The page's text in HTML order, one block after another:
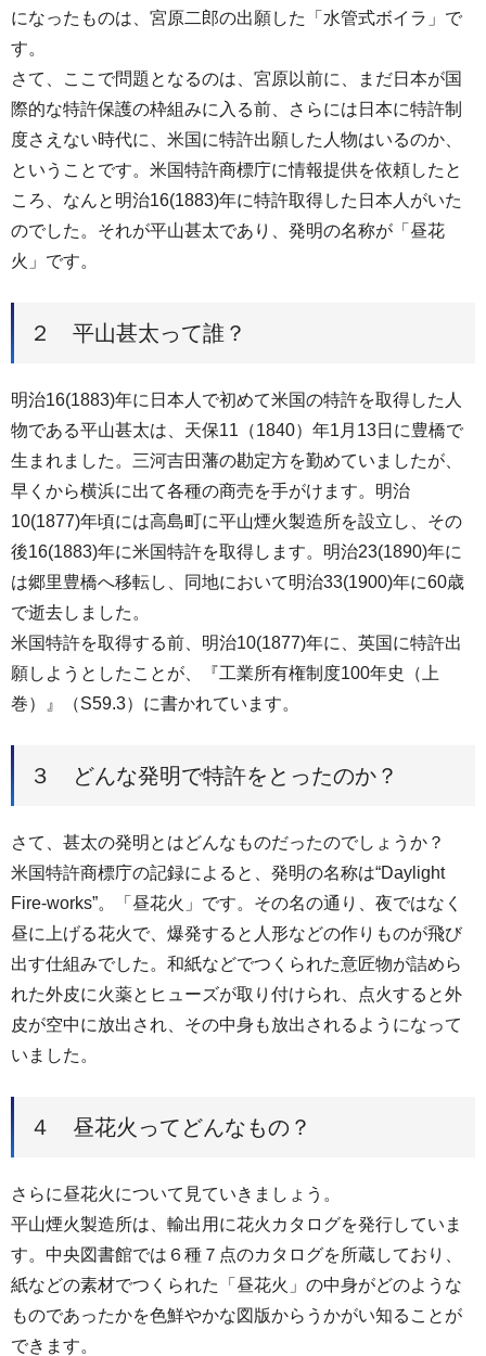
になったものは、宮原二郎の出願した「水管式ボイラ」で
す。
さて、ここで問題となるのは、宮原以前に、まだ日本が国
際的な特許保護の枠組みに入る前、さらには日本に特許制
度さえない時代に、米国に特許出願した人物はいるのか、
ということです。米国特許商標庁に情報提供を依頼したと
ころ、なんと明治16(1883)年に特許取得した日本人がいた
のでした。それが平山甚太であり、発明の名称が「昼花
火」です。
２ 平山甚太って誰？
明治16(1883)年に日本人で初めて米国の特許を取得した人
物である平山甚太は、天保11（1840）年1月13日に豊橋で
生まれました。三河吉田藩の勘定方を勤めていましたが、
早くから横浜に出て各種の商売を手がけます。明治
10(1877)年頃には高島町に平山煙火製造所を設立し、その
後16(1883)年に米国特許を取得します。明治23(1890)年に
は郷里豊橋へ移転し、同地において明治33(1900)年に60歳
で逝去しました。
米国特許を取得する前、明治10(1877)年に、英国に特許出
願しようとしたことが、『工業所有権制度100年史（上
巻）』（S59.3）に書かれています。
３ どんな発明で特許をとったのか？
さて、甚太の発明とはどんなものだったのでしょうか？
米国特許商標庁の記録によると、発明の名称は“Daylight
Fire-works”。「昼花火」です。その名の通り、夜ではなく
昼に上げる花火で、爆発すると人形などの作りものが飛び
出す仕組みでした。和紙などでつくられた意匠物が詰めら
れた外皮に火薬とヒューズが取り付けられ、点火すると外
皮が空中に放出され、その中身も放出されるようになって
いました。
４ 昼花火ってどんなもの？
さらに昼花火について見ていきましょう。
平山煙火製造所は、輸出用に花火カタログを発行していま
す。中央図書館では６種７点のカタログを所蔵しており、
紙などの素材でつくられた「昼花火」の中身がどのような
ものであったかを色鮮やかな図版からうかがい知ることが
できます。